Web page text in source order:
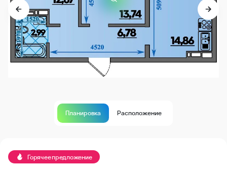
Планировка Расположение
Горячее предложение